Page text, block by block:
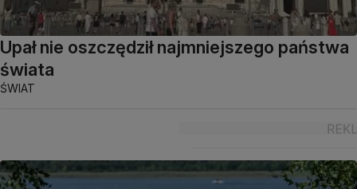
Upał nie oszczędził najmniejszego państwa
świata
ŚWIAT